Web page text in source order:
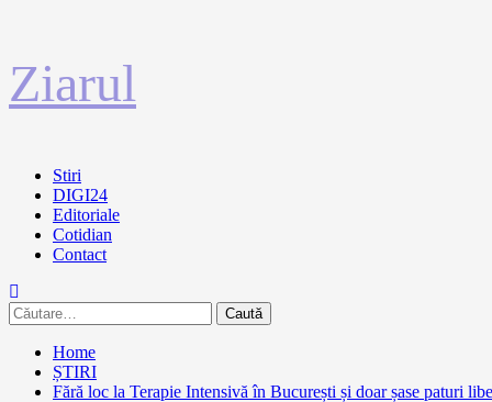
la
conținut
Ziarul
Primary
Menu
Stiri
DIGI24
Editoriale
Cotidian
Contact
Caută
după:
Home
ȘTIRI
Fără loc la Terapie Intensivă în București și doar șase paturi